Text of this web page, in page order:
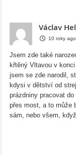
Václav
10 roky ago
Jsem zde také
křtěný Vltavou v
jsem se zde narodil,
kdysi v dětství od
prázdniny pracovat
přes most, a to může
sám, nebo všem,